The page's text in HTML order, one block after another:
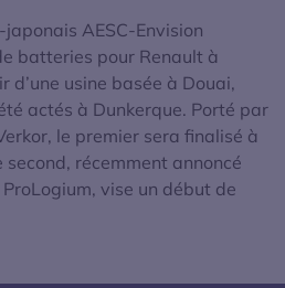
AESC-Envision
batteries pour Renault à
usine basée à Douai,
actés à Dunkerque. Porté par
le premier sera finalisé à
récemment annoncé
vise un début de